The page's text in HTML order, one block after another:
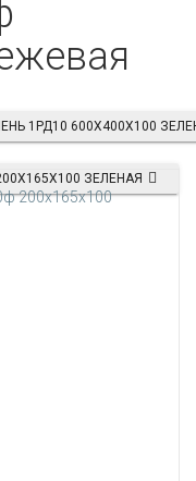
1РД10 600Х400Х100
ЗЕЛЕНАЯ